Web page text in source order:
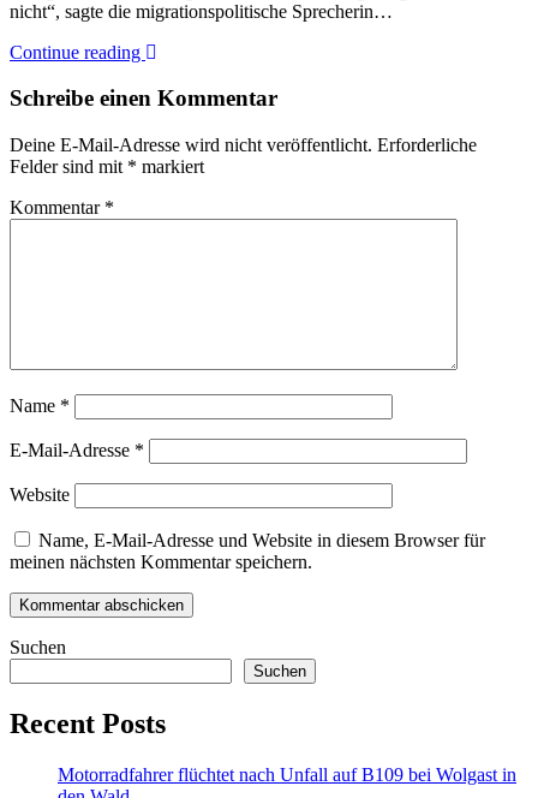
nicht“, sagte die migrationspolitische Sprecherin…
Continue reading
Schreibe einen Kommentar
Deine E-Mail-Adresse wird nicht veröffentlicht. Erforderliche
Felder sind mit * markiert
Kommentar *
Name *
E-Mail-Adresse *
Website
Name, E-Mail-Adresse und Website in diesem Browser für
meinen nächsten Kommentar speichern.
Suchen
Suchen
Recent Posts
Motorradfahrer flüchtet nach Unfall auf B109 bei Wolgast in